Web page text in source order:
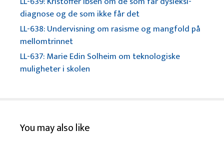
diagnose og de som ikke får det
LL-638: Undervisning om rasisme og mangfold på
mellomtrinnet
LL-637: Marie Edin Solheim om teknologiske
muligheter i skolen
You may also like